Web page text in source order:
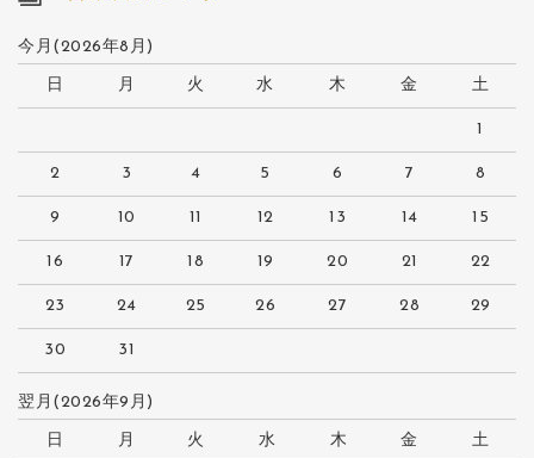
今月(2026年8月)
日 月 火 水 木 金 土
1
2 3 4 5 6 7 8
9 10 11 12 13 14 15
16 17 18 19 20 21 22
23 24 25 26 27 28 29
30 31
翌月(2026年9月)
日 月 火 水 木 金 土